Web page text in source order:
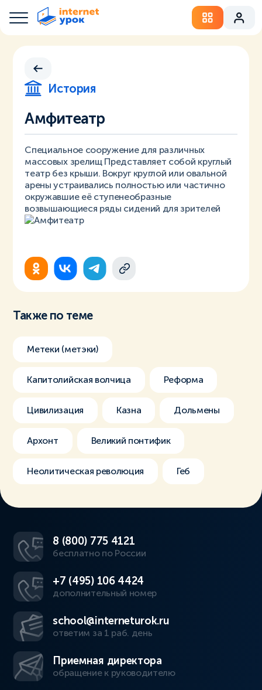
История
Амфитеатр
Специальное сооружение для различных
массовых зрелищ Представляет собой круглый
театр без крыши. Вокруг круглой или овальной
арены устраивались полностью или частично
окружавшие её ступенеобразные
возвышающиеся ряды сидений для зрителей
Также по теме
Метеки (метэки)
Капитолийская волчица Реформа
Цивилизация Казна Дольмены
Архонт Великий понтифик
Неолитическая революция Геб
8 (800) 775 4121
бесплатно по России
+7 (495) 106 4424
дополнительный номер
school@interneturok.ru
ответим за 1 раб. день
Приемная директора
обращение к руководителю